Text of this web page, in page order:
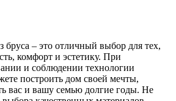
бруса – это отличный выбор для тех,
комфорт и эстетику. При
и соблюдении технологии
построить дом своей мечты,
вас и вашу семью долгие годы. Не